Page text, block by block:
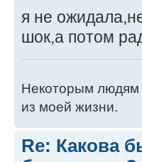
я не
шок,а потом
Некоторым людям
из моей жизни.
Re: Какова